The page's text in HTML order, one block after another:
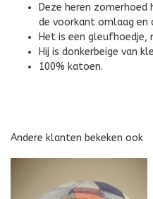
Deze heren
de voorkant omlaag en
Het is een gleufhoedje,
Hij is donkerbeige van
100% katoen.
Andere klanten bekeken ook